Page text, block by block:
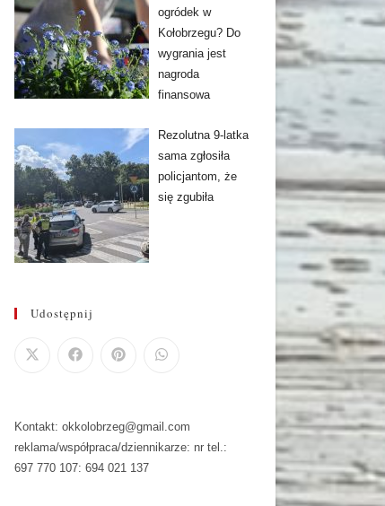
ogródek w
Kołobrzegu? Do
wygrania jest
nagroda
finansowa
Rezolutna 9-latka
sama zgłosiła
policjantom, że
się zgubiła
Udostępnij
Kontakt: okkolobrzeg@gmail.com
reklama/współpraca/dziennikarze: nr tel.:
697 770 107: 694 021 137